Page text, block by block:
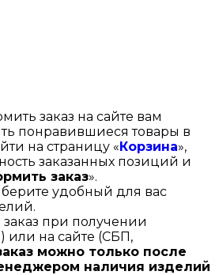
заказ на сайте вам
понравившиеся товары в
на страницу «Корзина»,
заказанных позиций и
заказ».
удобный для вас
при получении
или на сайте (СБП,
можно только после
наличия изделий